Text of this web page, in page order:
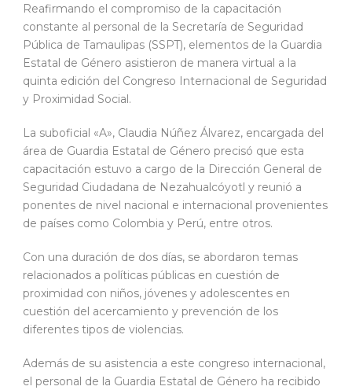
Reafirmando el compromiso de la capacitación
constante al personal de la Secretaría de Seguridad
Pública de Tamaulipas (SSPT), elementos de la Guardia
Estatal de Género asistieron de manera virtual a la
quinta edición del Congreso Internacional de Seguridad
y Proximidad Social.
La suboficial «A», Claudia Núñez Álvarez, encargada del
área de Guardia Estatal de Género precisó que esta
capacitación estuvo a cargo de la Dirección General de
Seguridad Ciudadana de Nezahualcóyotl y reunió a
ponentes de nivel nacional e internacional provenientes
de países como Colombia y Perú, entre otros.
Con una duración de dos días, se abordaron temas
relacionados a políticas públicas en cuestión de
proximidad con niños, jóvenes y adolescentes en
cuestión del acercamiento y prevención de los
diferentes tipos de violencias.
Además de su asistencia a este congreso internacional,
el personal de la Guardia Estatal de Género ha recibido